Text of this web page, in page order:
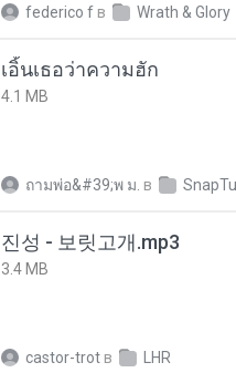
federico f в Wrath & Glory
เอิ้นเธอว่าความฮัก
4.1 MB
ถามพ่อ&#39;พ ม. в
진성 - 보릿고개.mp3
3.4 MB
castor-trot в LHR